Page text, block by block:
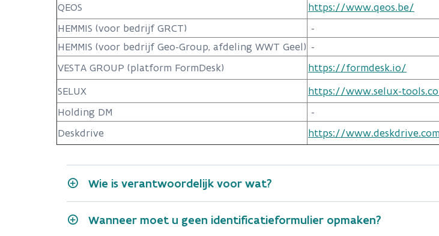
QEOS
https://www.qeos.be/
HEMMIS (voor bedrijf GRCT)
-
HEMMIS (voor bedrijf Geo-Group, afdeling WWT Geel) -
VESTA GROUP (platform FormDesk)
https://formdesk.io/
SELUX
https://www.selux-
Holding DM
-
Deskdrive
https://
Wie is verantwoordelijk voor wat?
Wanneer moet u geen identificatieformulier opmaken?